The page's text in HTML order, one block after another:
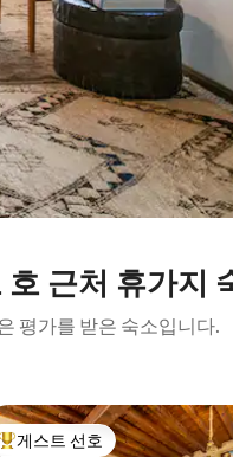
근처 휴가지
평가를 받은 숙소입니다.
상위 게스트 선호
게스트 선호